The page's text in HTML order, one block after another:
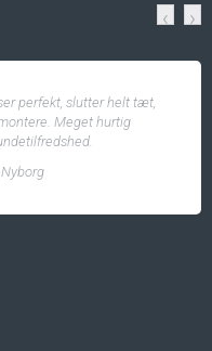
perfekt, slutter helt tæt,
Meget hurtig
‹ ›